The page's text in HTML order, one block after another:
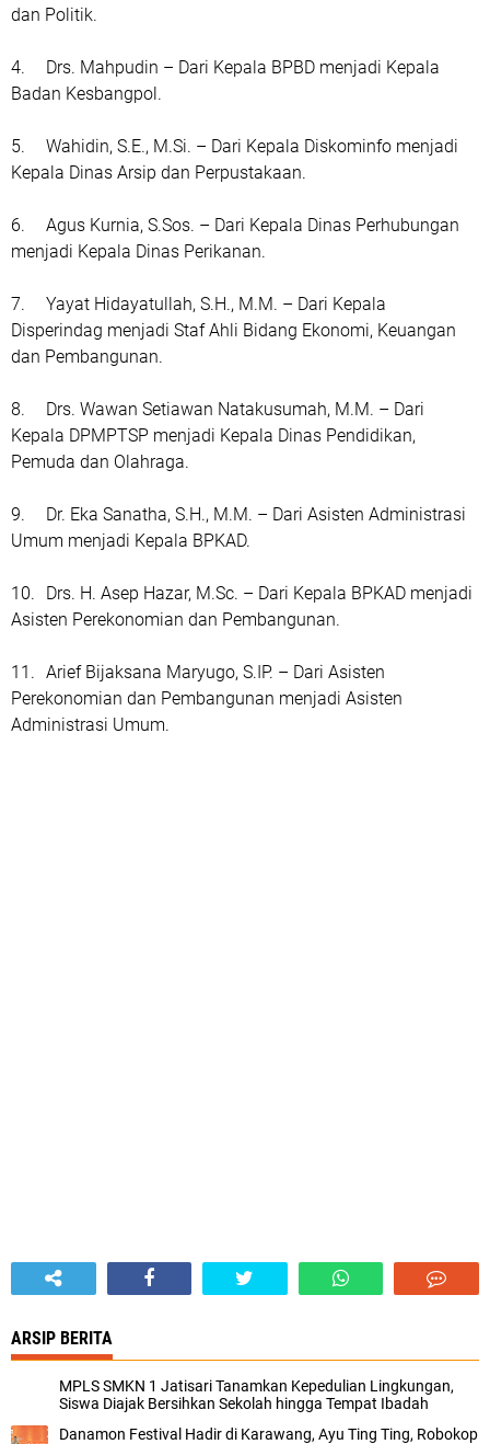
dan Politik.
4.
Drs. Mahpudin – Dari Kepala BPBD menjadi Kepala
Badan Kesbangpol.
5.
Wahidin, S.E., M.Si. – Dari Kepala Diskominfo menjadi
Kepala Dinas Arsip dan Perpustakaan.
6.
Agus Kurnia, S.Sos. – Dari Kepala Dinas Perhubungan
menjadi Kepala Dinas Perikanan.
7.
Yayat Hidayatullah, S.H., M.M. – Dari Kepala
Disperindag menjadi Staf Ahli Bidang Ekonomi, Keuangan
dan Pembangunan.
8.
Drs. Wawan Setiawan Natakusumah, M.M. – Dari
Kepala DPMPTSP menjadi Kepala Dinas Pendidikan,
Pemuda dan Olahraga.
9.
Dr. Eka Sanatha, S.H., M.M. – Dari Asisten Administrasi
Umum menjadi Kepala BPKAD.
10.
Drs. H. Asep Hazar, M.Sc. – Dari Kepala BPKAD menjadi
Asisten Perekonomian dan Pembangunan.
11. Arief Bijaksana Maryugo, S.IP. – Dari Asisten
Perekonomian dan Pembangunan menjadi Asisten
Administrasi Umum.
ARSIP BERITA
MPLS SMKN 1 Jatisari Tanamkan Kepedulian Lingkungan,
Siswa Diajak Bersihkan Sekolah hingga Tempat Ibadah
Danamon Festival Hadir di Karawang, Ayu Ting Ting, Robokop